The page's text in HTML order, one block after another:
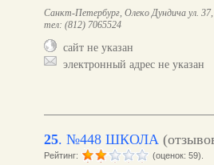
Санкт-Петербург, Олеко Дундича ул.
тел: (812) 7065524
сайт не указан
электронный адрес не указан
25. №448 ШКОЛА
Рейтинг: (оценок: 59).